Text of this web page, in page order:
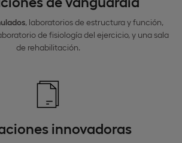
, laboratorios de estructura y función,
de fisiología del ejercicio, y una sala
de rehabilitación.
innovadoras